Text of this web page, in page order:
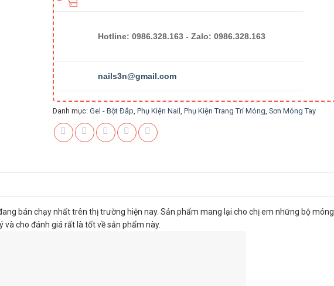
Hotline: 0986.328.163 -Zalo: 0986.328.163
nails3n@gmail.com
Danh mục: Gel - Bột Đắp, Phụ Kiện Nail , Phụ Kiện Trang Trí Móng, Sơn Móng Tay
bán chạy nhất trên thị trường hiện nay. Sản phẩm mang lại cho chị em những bộ móng
cho đánh giá rất là tốt về sản phẩm này.